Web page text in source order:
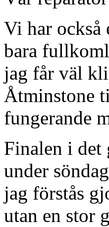
Vi har också
bara
jag får väl
Åtminstone
fungerande
Finalen i det
under
jag förstås
utan en stor